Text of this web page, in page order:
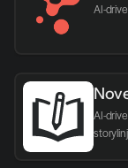
AI-
AI-